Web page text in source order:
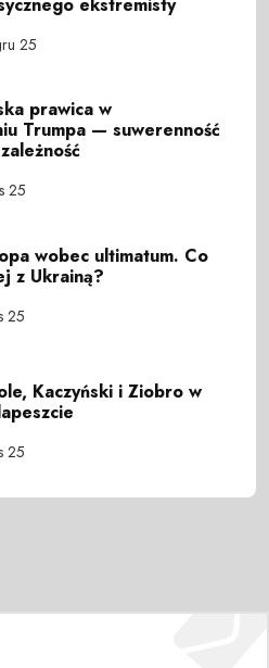
25
prawica w
Trumpa — suwerenność
25
wobec ultimatum. Co
z Ukrainą?
25
Kaczyński i Ziobro w
25